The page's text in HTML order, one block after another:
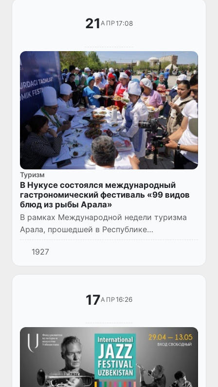
21АПР17:08
Туризм
В Нукусе состоялся международный
гастрономический фестиваль «99 видов
блюд из рыбы Арала»
В рамках Международной недели туризма
Арала, прошедшей в Республике
Каракалпакстан, в городе Нукусе состоялся
международный гастрономический
фестиваль «99 видов блюд из рыбы Арала»...
1927
17АПР16:26